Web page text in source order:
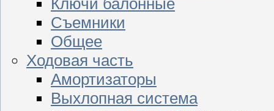
Съемники
Общее
Ходовая часть
Амортизаторы
Выхлопная система